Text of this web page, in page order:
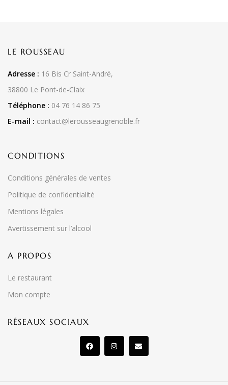
LE ROUSSEAU
Adresse : 16 Bis Cr Saint-André,
38800 Le Pont-de-Claix
Téléphone : 04 76 14 86 75
E-mail : contact@lerousseaugrenoble.fr
CONDITIONS
Conditions générales de ventes
Politique de confidentialité
Mentions légales
Avertissement sur l’alcool
A PROPOS
Le restaurant
Mon compte
RÉSEAUX SOCIAUX